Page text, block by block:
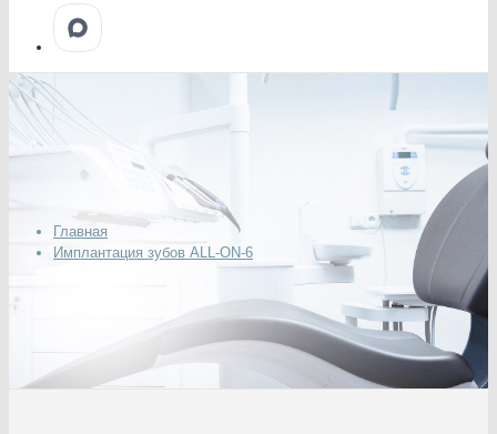
Главная
Имплантация зубов ALL-ON-6